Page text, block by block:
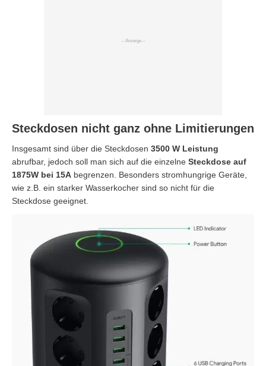
Steckdosen nicht ganz ohne Limitierungen
Insgesamt sind über die Steckdosen 3500 W Leistung
abrufbar, jedoch soll man sich auf die einzelne Steckdose auf
1875W bei 15A begrenzen. Besonders stromhungrige Geräte,
wie z.B. ein starker Wasserkocher sind so nicht für die
Steckdose geeignet.